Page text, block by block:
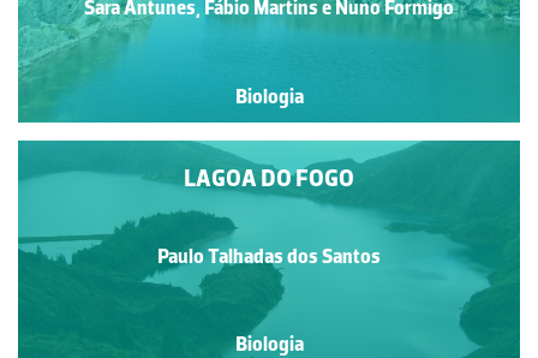
Sara Antunes, Fábio Martins e Nuno Formigo
Biologia
LAGOA DO FOGO
Paulo Talhadas dos Santos
Biologia